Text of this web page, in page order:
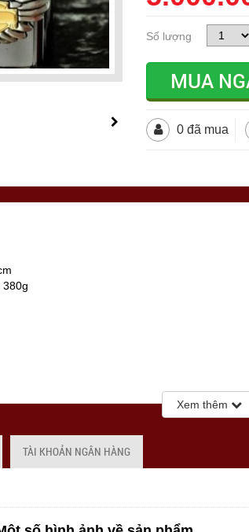
Số lượng
MUA
0 đã mua
380g
Xem thêm
TÀI KHOẢN NGÂN HÀNG